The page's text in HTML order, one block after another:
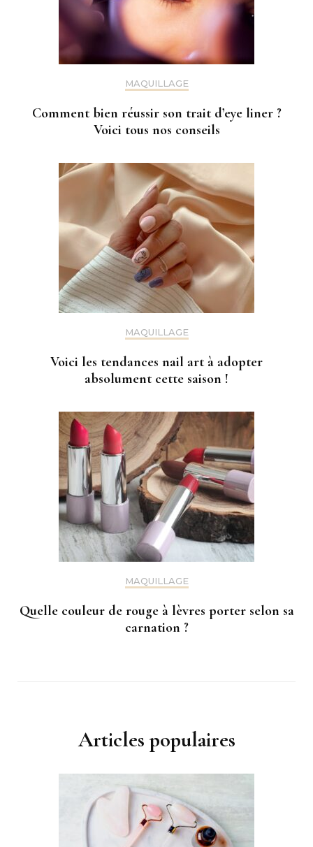
MAQUILLAGE
Comment bien réussir son trait d’eye liner ?
Voici tous nos conseils
MAQUILLAGE
Voici les tendances nail art à adopter
absolument cette saison !
MAQUILLAGE
Quelle couleur de rouge à lèvres porter selon sa
carnation ?
Articles populaires